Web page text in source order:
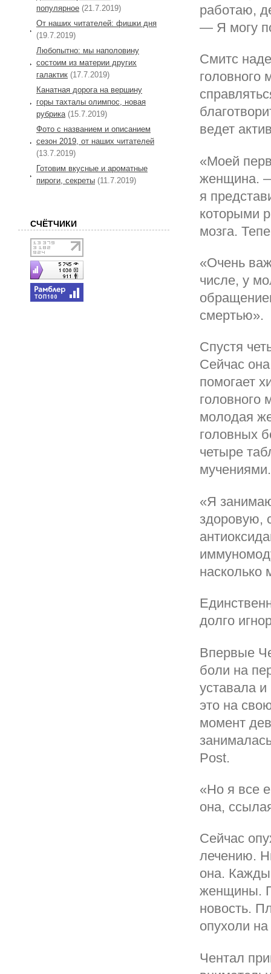
работаю,
— Я могу
Смитс
головного
ведет
«Моей
женщина.
я
которыми
мозга.
«Очень
числе, у
смертью».
Спустя
Сейчас
помогает
головного
молодая
головных
четыре
мучениями.
«Я
здоровую,
насколько
долго
Впервые
боли на
уставала
это на
момент
Post.
«Но я все
она,
Сейчас
лечению.
она.
женщины.
новость.
опухоли
Чентал
популярное (21.7.2019)
От наших читателей: фишки дня
(19.7.2019)
Любопытно: мы наполовину
состоим из материи других
галактик (17.7.2019)
Канатная дорога на вершину
горы тахталы олимпос, новая
рубрика (15.7.2019)
Фото с названием и описанием
сезон 2019, от наших читателей
(13.7.2019)
Готовим вкусные и ароматные
пироги, секреты (11.7.2019)
СЧЁТЧИКИ